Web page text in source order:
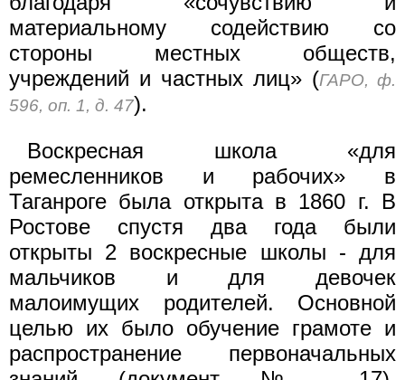
материальному содействию со
стороны местных обществ,
учреждений и частных лиц» (ГАРО, ф.
596, оп. 1, д. 47).
Воскресная школа «для
ремесленников и рабочих» в
Таганроге была открыта в 1860 г. В
Ростове спустя два года были
открыты 2 воскресные школы - для
мальчиков и для девочек
малоимущих родителей. Основной
целью их было обучение грамоте и
распространение первоначальных